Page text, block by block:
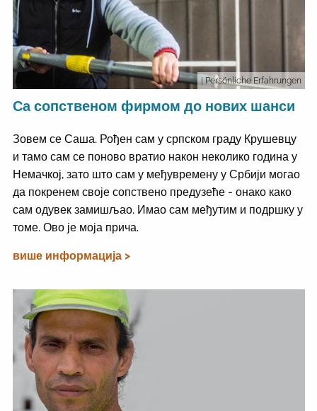
| Persönliche Erfahrungen
Са сопственом фирмом до нових шанси
Зовем се Саша. Рођен сам у српском граду Крушевцу
и тамо сам се поново вратио након неколико година у
Немачкој, зато што сам у међувремену у Србији могао
да покренем своје сопствено предузеће - онако како
сам одувек замишљао. Имао сам међутим и подршку у
томе. Ово је моја прича.
више информација >